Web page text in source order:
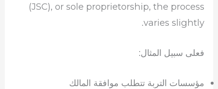
(JSC), or sole proprietorship, the process
varies slightly.
فعلى سبيل المثال:
مؤسسات التربة تتطلب موافقة المالك